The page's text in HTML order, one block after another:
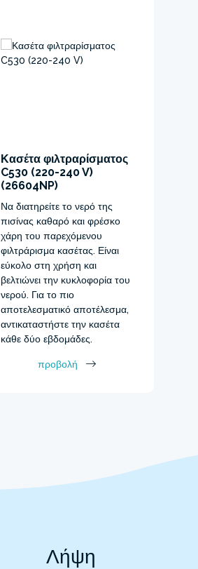
Κασέτα φιλτραρίσματος
C530 (220-240 V)
(26604NP)
Να διατηρείτε το νερό της
πισίνας καθαρό και φρέσκο
χάρη του παρεχόμενου
φιλτράρισμα κασέτας. Είναι
εύκολο στη χρήση και
βελτιώνει την κυκλοφορία του
νερού. Για το πιο
αποτελεσματικό αποτέλεσμα,
αντικαταστήστε την κασέτα
κάθε δύο εβδομάδες.
προβολή
Λήψη